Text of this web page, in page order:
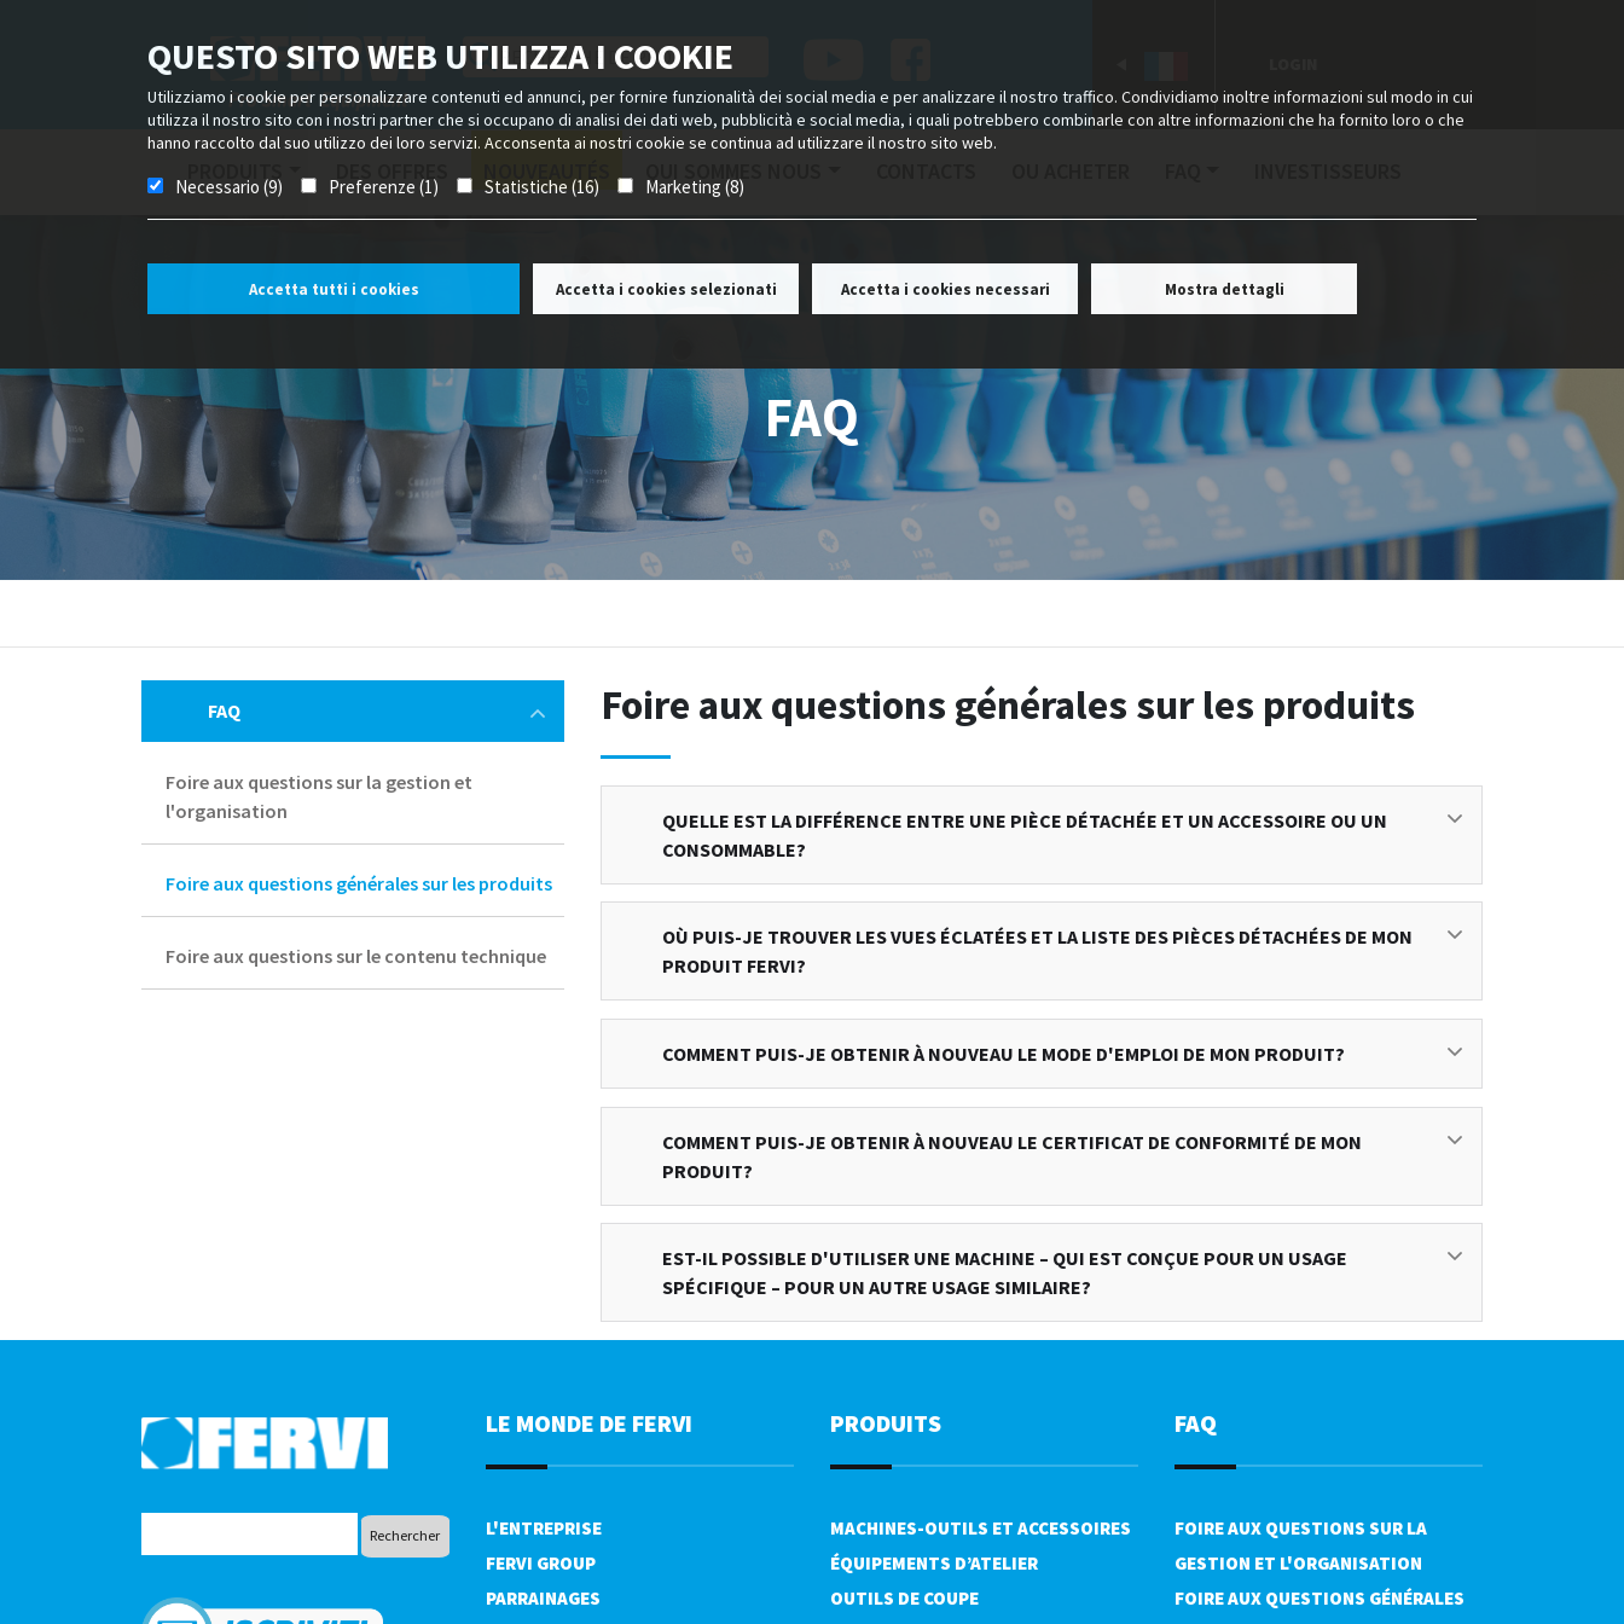
QUESTO SITO WEB UTILIZZA I COOKIE
Utilizziamo i cookie per personalizzare contenuti ed annunci, per fornire funzionalità dei social media e per analizzare il nostro traffico. Condividiamo inoltre informazioni sul modo in cui
utilizza il nostro sito con i nostri partner che si occupano di analisi dei dati web, pubblicità e social media, i quali potrebbero combinarle con altre informazioni che ha fornito loro o che
hanno raccolto dal suo utilizzo dei loro servizi. Acconsenta ai nostri cookie se continua ad utilizzare il nostro sito web.
Necessario (9) Preferenze (1) Statistiche (16) Marketing (8)
Accetta tutti i cookies Accetta i cookies selezionati Accetta i cookies necessari Mostra dettagli
FAQ
FAQ
Foire aux questions sur la gestion et
l'organisation
Foire aux questions générales sur les produits
Foire aux questions sur le contenu technique
Foire aux questions générales sur les produits
QUELLE EST LA DIFFÉRENCE ENTRE UNE PIÈCE DÉTACHÉE ET UN ACCESSOIRE OU UN
CONSOMMABLE?
OÙ PUIS-JE TROUVER LES VUES ÉCLATÉES ET LA LISTE DES PIÈCES DÉTACHÉES DE MON
PRODUIT FERVI?
COMMENT PUIS-JE OBTENIR À NOUVEAU LE MODE D'EMPLOI DE MON PRODUIT?
COMMENT PUIS-JE OBTENIR À NOUVEAU LE CERTIFICAT DE CONFORMITÉ DE MON
PRODUIT?
EST-IL POSSIBLE D'UTILISER UNE MACHINE – QUI EST CONÇUE POUR UN USAGE
SPÉCIFIQUE – POUR UN AUTRE USAGE SIMILAIRE?
LE MONDE DE FERVI
L'ENTREPRISE
FERVI GROUP
PARRAINAGES
PRODUITS
MACHINES-OUTILS ET ACCESSOIRES
ÉQUIPEMENTS D’ATELIER
OUTILS DE COUPE
FAQ
FOIRE AUX QUESTIONS SUR LA
GESTION ET L'ORGANISATION
FOIRE AUX QUESTIONS GÉNÉRALES